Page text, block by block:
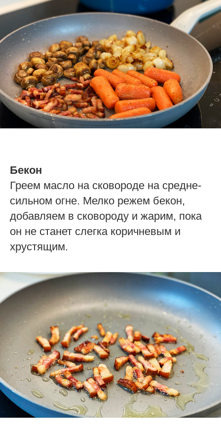
Бекон
Греем масло на сковороде на средне-
сильном огне. Мелко режем бекон,
добавляем в сковороду и жарим, пока
он не станет слегка коричневым и
хрустящим.